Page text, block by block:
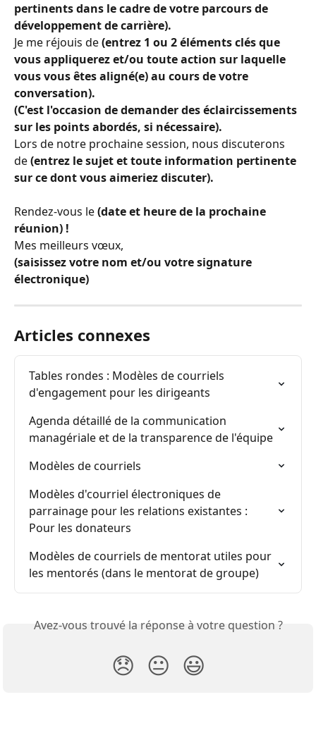
pertinents dans le cadre de votre parcours de
développement de carrière).
Je me réjouis de (entrez 1 ou 2 éléments clés que
vous appliquerez et/ou toute action sur laquelle
vous vous êtes aligné(e) au cours de votre
conversation).
(C'est l'occasion de demander des éclaircissements
sur les points abordés, si nécessaire).
Lors de notre prochaine session, nous discuterons
de (entrez le sujet et toute information pertinente
sur ce dont vous aimeriez discuter).
Rendez-vous le (date et heure de la prochaine
réunion) !
Mes meilleurs vœux,
(saisissez votre nom et/ou votre signature
électronique)
Articles connexes
Tables rondes : Modèles de courriels
d'engagement pour les dirigeants
Agenda détaillé de la communication
managériale et de la transparence de l'équipe
Modèles de courriels
Modèles d'courriel électroniques de
parrainage pour les relations existantes :
Pour les donateurs
Modèles de courriels de mentorat utiles pour
les mentorés (dans le mentorat de groupe)
Avez-vous trouvé la réponse à votre question ?
😞 😐 😃